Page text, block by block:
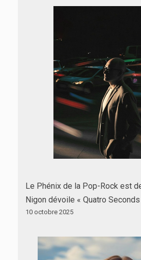
Le Phénix de la Pop-Rock est
Nigon dévoile « Quatro Seconds
10 octobre 2025